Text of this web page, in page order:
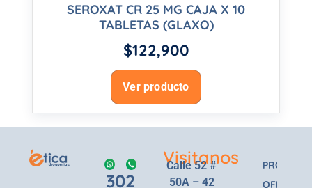
SEROXAT CR 25 MG CAJA X 10
TABLETAS (GLAXO)
$122,900
Ver producto
302
Visitanos
Calle 52 #
50A – 42
OFERTAS